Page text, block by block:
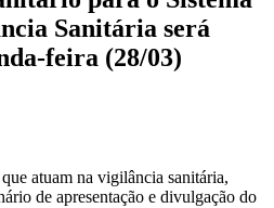
Sanitária será
feira (28/03)
atuam na vigilância sanitária,
de apresentação e divulgação do